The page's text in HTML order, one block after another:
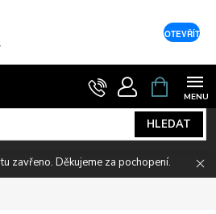
HLEDAT
NÁKUPNÍ
KOŠÍK
zavřeno. Děkujeme za pochopení.
OTEVŘÍT